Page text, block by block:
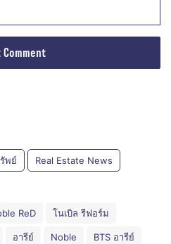
พย์ Real Estate News
ReD โนเบิล รีฟอร์ม
อารีย์ Noble BTS อารีย์